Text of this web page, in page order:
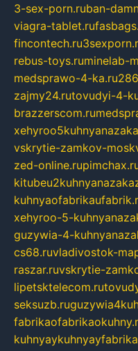
3-sex-porn.ruban-
viagra-tablet.ru
fincontech.ru
rebus-toys.ruminelab-
medsprawo-4-ka.ru
zajmy24.rutovudyi-4-
brazzerscom.ru
vskrytie-zamkov-
zed-online.ru
xehyroo-5-
guzywia-4-
cs68.ruvladivostok-
raszar.ruvskrytie-
lipetsktelecom.ru
seksuzb.ru